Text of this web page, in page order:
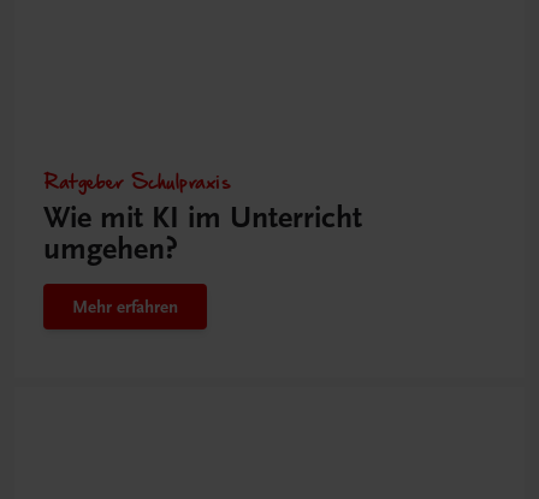
Ratgeber Schulpraxis
Wie mit KI im Unterricht
umgehen?
Mehr erfahren